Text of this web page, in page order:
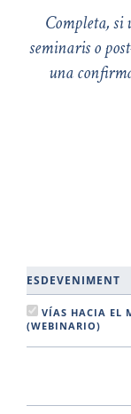
Completa, si
seminaris o
una
ESDEVENIMENT
VÍAS HACIA EL MOMENTO PRESENTE
(WEBINARIO)